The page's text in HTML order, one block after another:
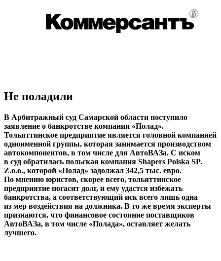
Не поладили
В Арбитражный суд Самарской области поступило
заявление о банкротстве компании «Полад».
Тольяттинское предприятие является головной компанией
одноименной группы, которая занимается производством
автокомпонентов, в том числе для АвтоВАЗа. С иском
в суд обратилась польская компания Shapers Polska SP.
Z.o.o., которой «Полад» задолжал 342,5 тыс. евро.
По мнению юристов, скорее всего, тольяттинское
предприятие погасит долг, и ему удастся избежать
банкротства, а соответствующий иск всего лишь одна
из мер воздействия на должника. В то же время эксперты
признаются, что финансовое состояние поставщиков
АвтоВАЗа, в том числе «Полада», оставляет желать
лучшего.